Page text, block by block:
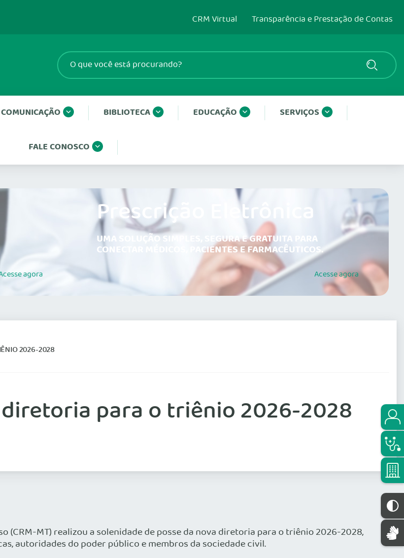
CRM Virtual Transparência e Prestação de Contas
COMUNICAÇÃO BIBLIOTECA EDUCAÇÃO SERVIÇOS
FALE CONOSCO
agora
Prescrição Eletrônica
UMA SOLUÇÃO SIMPLES, SEGURA E GRATUITA PARA
CONECTAR MÉDICOS, PACIENTES E FARMACÊUTICOS.
Acesseagora
2026-2028
para o triênio 2026-2028
(CRM-MT) realizou a solenidade de posse da nova diretoria para o triênio 2026-2028,
autoridades do poder público e membros da sociedade civil.